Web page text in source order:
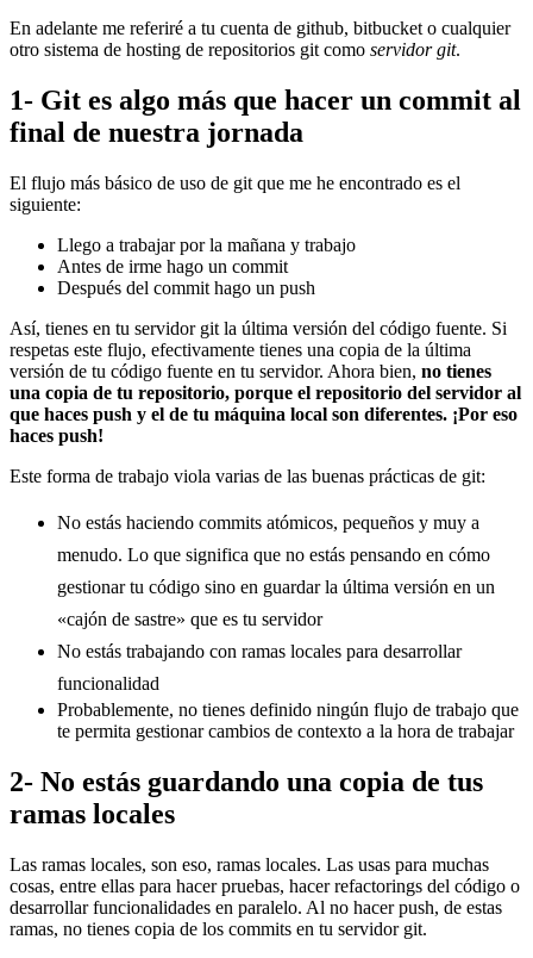
En adelante me referiré a tu cuenta de github, bitbucket o cualquier
otro sistema de hosting de repositorios git como servidor git.
1- Git es algo más que hacer un commit al
final de nuestra jornada
El flujo más básico de uso de git que me he encontrado es el
siguiente:
Llego a trabajar por la mañana y trabajo
Antes de irme hago un commit
Después del commit hago un push
Así, tienes en tu servidor git la última versión del código fuente. Si
respetas este flujo, efectivamente tienes una copia de la última
versión de tu código fuente en tu servidor. Ahora bien, no tienes
una copia de tu repositorio, porque el repositorio del servidor al
que haces push y el de tu máquina local son diferentes. ¡Por eso
haces push!
Este forma de trabajo viola varias de las buenas prácticas de git:
No estás haciendo commits atómicos, pequeños y muy a
menudo. Lo que significa que no estás pensando en cómo
gestionar tu código sino en guardar la última versión en un
«cajón de sastre» que es tu servidor
No estás trabajando con ramas locales para desarrollar
funcionalidad
Probablemente, no tienes definido ningún flujo de trabajo que
te permita gestionar cambios de contexto a la hora de trabajar
2- No estás guardando una copia de tus
ramas locales
Las ramas locales, son eso, ramas locales. Las usas para muchas
cosas, entre ellas para hacer pruebas, hacer refactorings del código o
desarrollar funcionalidades en paralelo. Al no hacer push, de estas
ramas, no tienes copia de los commits en tu servidor git.